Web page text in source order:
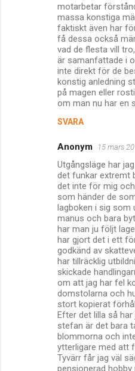
motarbetar
massa konstiga
faktiskt även har
få dessa också
vad de flesta vill
är samanfattade i
inte direkt för de
konstig anledning
på magen eller
om man nu har en
SVARA
Anonym 15 mars
Utgångsläge har
det funkar extremt
det inte för mig
som händer de
lagboken i sig som
manus och bara
har man ju följt
har gjort det i ett
godkänd av
har tillräcklig
skickade
om att jag har fel
domstolarna och
stort kopierat
Efter det lilla så
stefan är det bara
blommorna och
ytterligare med att
Tyvärr får jag väl
pensionerad